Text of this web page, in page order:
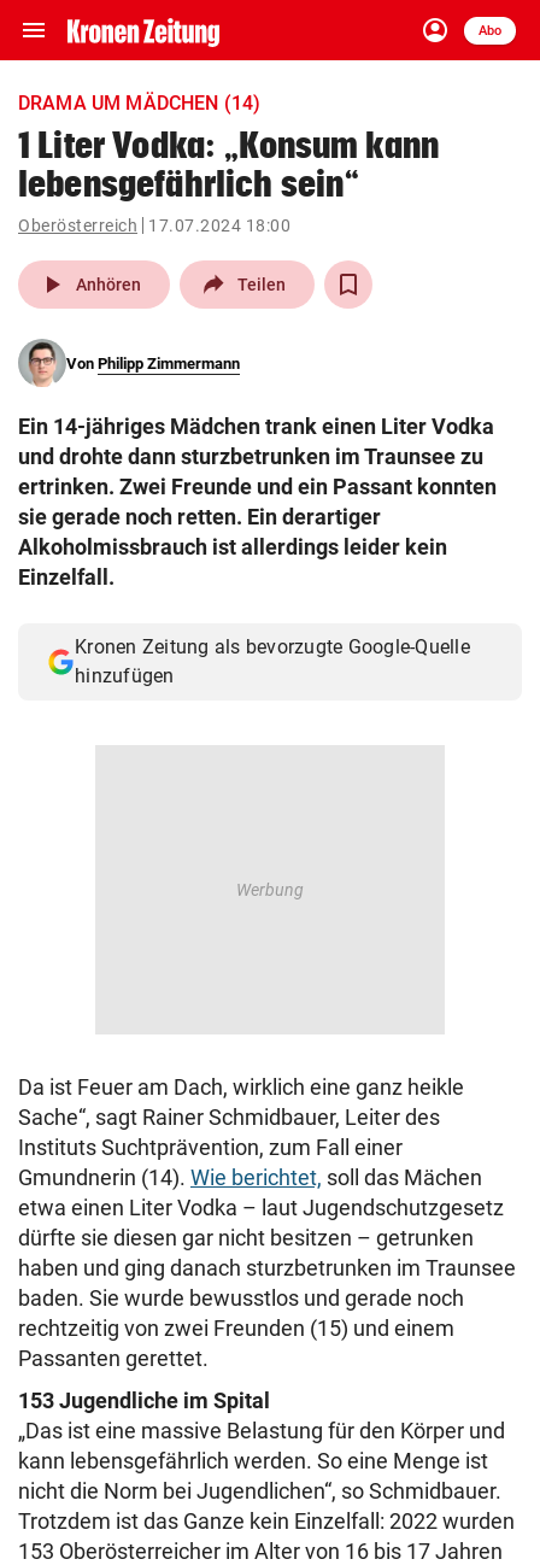
menu Navigation
ein-/ausklappen
account_circle
Anmelden
Abo
close Schließen
account_circle Anmelden
pin_drop
Wien arrow_right
search
eingeben
© Krone Multimedia GmbH & Co KG 2026
Muthgasse 2, 1190 Wien
DRAMA UM MÄDCHEN (14)
1 Liter Vodka: „Konsum kann
lebensgefährlich sein“
Oberösterreich 17.07.2024 18:00
play_arrow Anhören Teilen
Von Philipp Zimmermann
Ein 14-jähriges Mädchen trank einen Liter Vodka
und drohte dann sturzbetrunken im Traunsee zu
ertrinken. Zwei Freunde und ein Passant konnten
sie gerade noch retten. Ein derartiger
Alkoholmissbrauch ist allerdings leider kein
Einzelfall.
Kronen Zeitung als bevorzugte Google-Quelle
hinzufügen
Da ist Feuer am Dach, wirklich eine ganz heikle
Sache“, sagt Rainer Schmidbauer, Leiter des
Instituts Suchtprävention, zum Fall einer
Gmundnerin (14). Wie berichtet, soll das Mächen
etwa einen Liter Vodka – laut Jugendschutzgesetz
dürfte sie diesen gar nicht besitzen – getrunken
haben und ging danach sturzbetrunken im Traunsee
baden. Sie wurde bewusstlos und gerade noch
rechtzeitig von zwei Freunden (15) und einem
Passanten gerettet.
153 Jugendliche im Spital
„Das ist eine massive Belastung für den Körper und
kann lebensgefährlich werden. So eine Menge ist
nicht die Norm bei Jugendlichen“, so Schmidbauer.
Trotzdem ist das Ganze kein Einzelfall: 2022 wurden
153 Oberösterreicher im Alter von 16 bis 17 Jahren